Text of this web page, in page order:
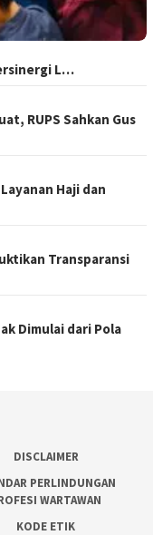
L…
RUPS Sahkan Gus
Haji dan
Transparansi
Dimulai dari Pola
DISCLAIMER
PERLINDUNGAN
WARTAWAN
KODE ETIK